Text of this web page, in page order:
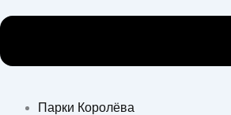
Парки Королёва